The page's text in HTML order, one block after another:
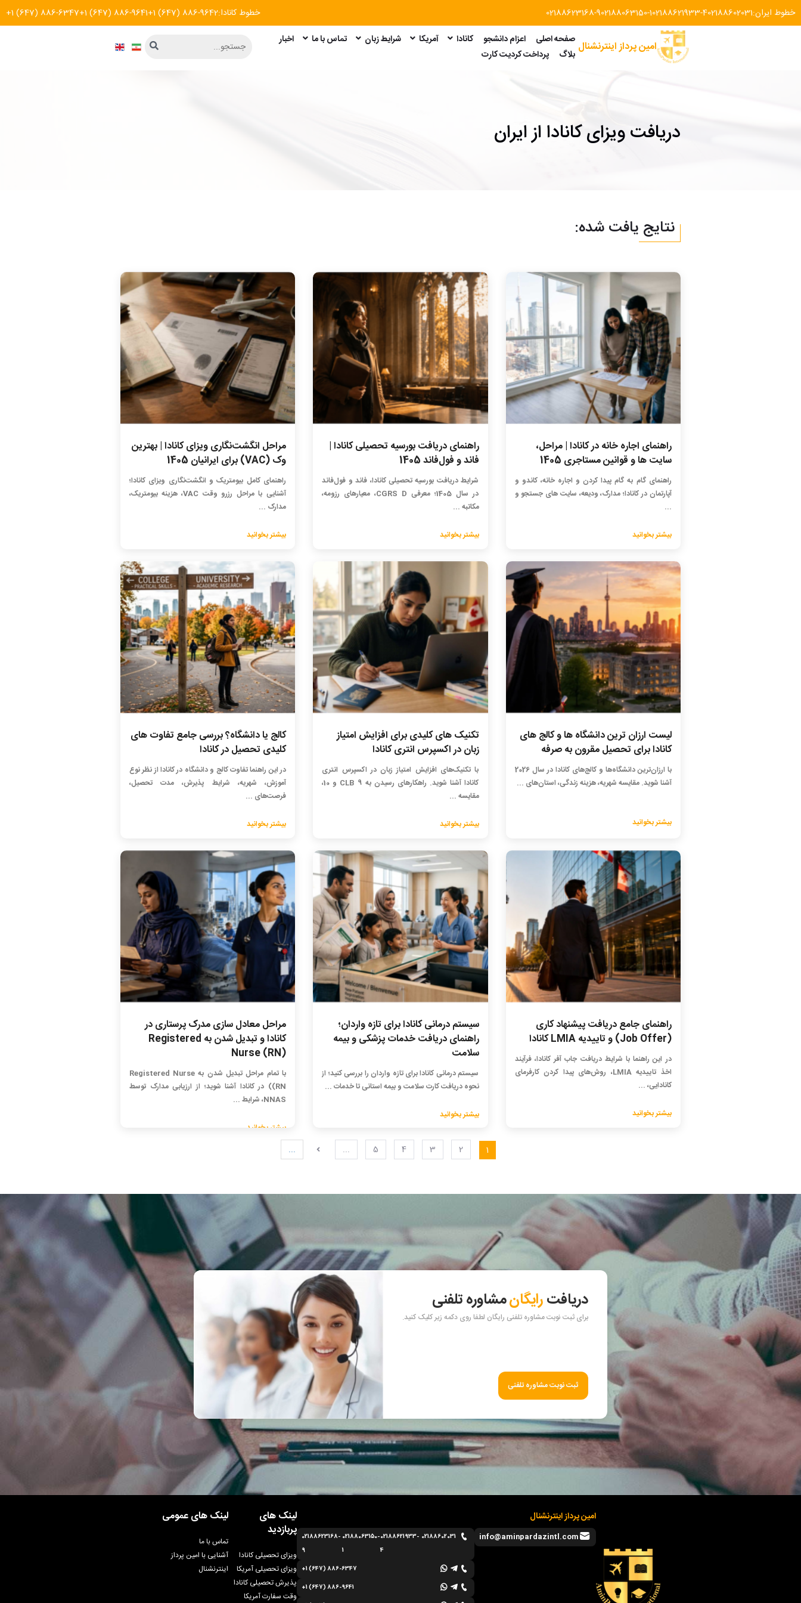
خطوط ایران: 02188623168-902188063150-102188621933-402188602031 خطوط کانادا: +1 (647) 886-6347+1 (647) 886-9641+1 (647) 886-9642
امین پرداز اینترنشنال صفحه اصلی اعزام دانشجو کانادا آمریکا شرایط زبان تماس با ما
اخبار
بلاگ
پرداخت کردیت کارت
دریافت ویزای کانادا از ایران
نتایج یافت شده:
راهنمای اجاره خانه در کانادا | مراحل،
سایت ها و قوانین مستاجری 1405
راهنمای گام به گام پیدا کردن و اجاره خانه، کاندو و
آپارتمان در کانادا؛ مدارک، ودیعه، سایت های جستجو و
...
بیشتر بخوانید
راهنمای دریافت بورسیه تحصیلی کانادا |
فاند و فول‌فاند 1405
شرایط دریافت بورسیه تحصیلی کانادا، فاند و فول‌فاند
در سال 1405؛ معرفی CGRS D، معیارهای رزومه،
مکاتبه ...
بیشتر بخوانید
مراحل انگشت‌نگاری ویزای کانادا | بهترین
وک (VAC) برای ایرانیان 1405
راهنمای کامل بیومتریک و انگشت‌نگاری ویزای کانادا؛
آشنایی با مراحل رزرو وقت VAC، هزینه بیومتریک،
مدارک ...
بیشتر بخوانید
لیست ارزان ترین دانشگاه ها و کالج های
کانادا برای تحصیل مقرون به صرفه
با ارزان‌ترین دانشگاه‌ها و کالج‌های کانادا در سال 2026
آشنا شوید. مقایسه شهریه، هزینه زندگی، استان‌های ...
بیشتر بخوانید
تکنیک های کلیدی برای افزایش امتیاز
زبان در اکسپرس انتری کانادا
با تکنیک‌های افزایش امتیاز زبان در اکسپرس انتری
کانادا آشنا شوید. راهکارهای رسیدن به CLB 9 و 10،
مقایسه ...
بیشتر بخوانید
کالج یا دانشگاه؟ بررسی جامع تفاوت های
کلیدی تحصیل در کانادا
در این راهنما تفاوت کالج و دانشگاه در کانادا از نظر نوع
آموزش، شهریه، شرایط پذیرش، مدت تحصیل،
فرصت‌های ...
بیشتر بخوانید
راهنمای جامع دریافت پیشنهاد کاری
(Job Offer) و تاییدیه LMIA کانادا
در این راهنما با شرایط دریافت جاب آفر کانادا، فرآیند
اخذ تاییدیه LMIA، روش‌های پیدا کردن کارفرمای
کانادایی، ...
بیشتر بخوانید
سیستم درمانی کانادا برای تازه واردان؛
راهنمای دریافت خدمات پزشکی و بیمه
سلامت
سیستم درمانی کانادا برای تازه واردان را بررسی کنید؛ از
نحوه دریافت کارت سلامت و بیمه استانی تا خدمات ...
بیشتر بخوانید
مراحل معادل سازی مدرک پرستاری در
کانادا و تبدیل شدن به Registered
Nurse (RN)
با تمام مراحل تبدیل شدن به Registered Nurse
(RN) در کانادا آشنا شوید؛ از ارزیابی مدارک توسط
NNAS، شرایط ...
بیشتر بخوانید
1
2
3
4
5
... ...
دریافترایگانمشاوره تلفنی
برای ثبت نوبت مشاوره تلفنی رایگان لطفا روی دکمه زیر کلیک کنید.
ثبت نوبت مشاوره تلفنی
امین پرداز اینترنشنال
info@aminpardazintl.com
02188623168-
9
02188063150-
1
02188621933-
4
02188602031
+1 (647) 886-6347
+1 (647) 886-9641
لینک های
پربازدید
ویزای تحصیلی کانادا
ویزای تحصیلی آمریکا
پذیرش تحصیلی کانادا
وقت سفارت آمریکا
لینک های عمومی
تماس با ما
آشنایی با امین پرداز
اینترنشنال